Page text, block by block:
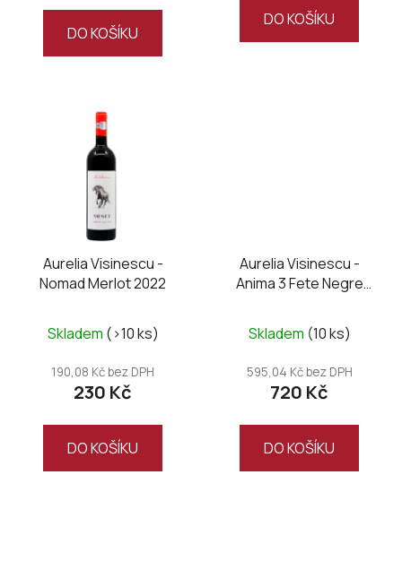
DO KOŠÍKU
DO KOŠÍKU
Aurelia Visinescu -
Nomad Merlot 2022
Skladem (>10 ks)
190,08 Kč bez DPH
230 Kč
DO KOŠÍKU
Aurelia Visinescu -
Anima 3 Fete Negre
hodnocení
produktu
je
z
Skladem (10 ks)
595,04 Kč bez DPH
720 Kč
DO KOŠÍKU